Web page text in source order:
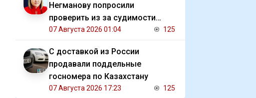
Негманову попросили
проверить из за судимости
сестры
07 Августа 2026 01:04 125
С доставкой из России
продавали поддельные
госномера по Казахстану
07 Августа 2026 17:23 125